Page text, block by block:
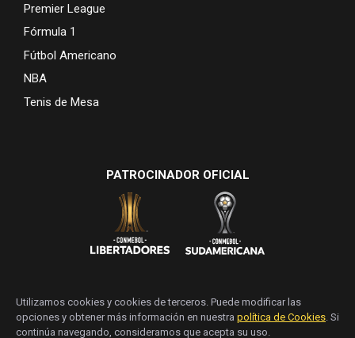
Premier League
Fórmula 1
Fútbol Americano
NBA
Tenis de Mesa
PATROCINADOR OFICIAL
Utilizamos cookies y cookies de terceros. Puede modificar las
opciones y obtener más información en nuestra política de Cookies . Si
continúa navegando, consideramos que acepta su uso.